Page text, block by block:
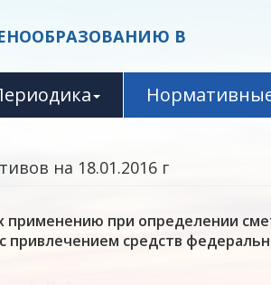
В
на 18.01.2016 г
при определении
привлечением средств